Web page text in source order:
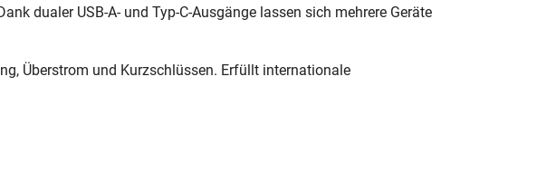
dualer USB-A- und Typ-C-Ausgänge lassen sich mehrere Geräte
Überstrom und Kurzschlüssen. Erfüllt internationale